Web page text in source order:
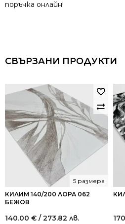
поръчка онлайн!
СВЪРЗАНИ ПРОДУКТИ
КИЛИМ 140/200 ЛОРА 062
БЕЖОВ
5 размера
140.00 € / 273.82 лв.